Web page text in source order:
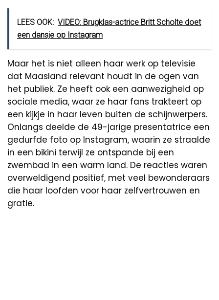
LEES OOK: VIDEO: Brugklas-actrice Britt Scholte doet
een dansje op Instagram
Maar het is niet alleen haar werk op televisie
dat Maasland relevant houdt in de ogen van
het publiek. Ze heeft ook een aanwezigheid op
sociale media, waar ze haar fans trakteert op
een kijkje in haar leven buiten de schijnwerpers.
Onlangs deelde de 49-jarige presentatrice een
gedurfde foto op Instagram, waarin ze straalde
in een bikini terwijl ze ontspande bij een
zwembad in een warm land. De reacties waren
overweldigend positief, met veel bewonderaars
die haar loofden voor haar zelfvertrouwen en
gratie.